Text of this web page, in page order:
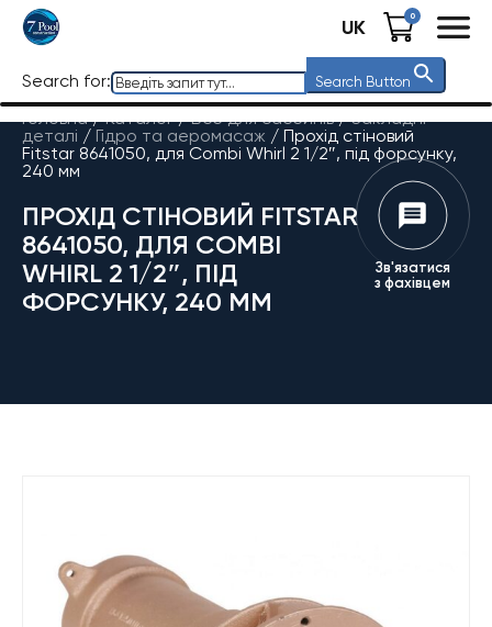
UK 0
Search for: Search Button
Головна / Каталог/Все для басейнів/Закладні
деталі / Гідро та аеромасаж / Прохід стіновий
Fitstar 8641050, для Combi Whirl 2 1/2″, під форсунку,
240 мм
ПРОХІД СТІНОВИЙ FITSTAR
8641050, ДЛЯ COMBI
WHIRL 2 1/2″, ПІД
ФОРСУНКУ, 240 ММ
Зв'язатися
з фахівцем